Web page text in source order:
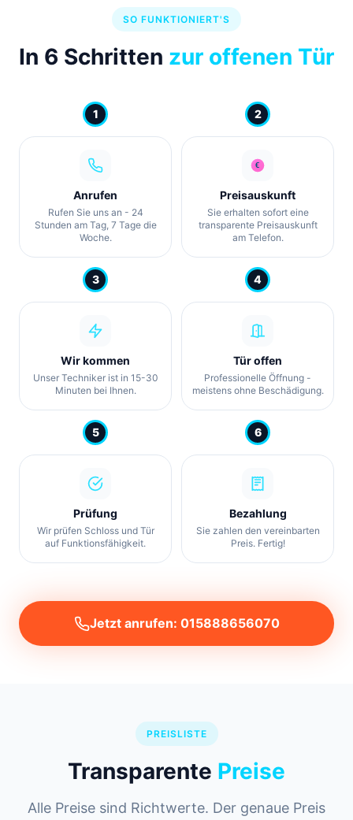
SO FUNKTIONIERT'S
In 6 Schritten zur offenen Tür
1
Anrufen
Rufen Sie uns an - 24
Stunden am Tag, 7 Tage die
Woche.
2
Preisauskunft
Sie erhalten sofort eine
transparente Preisauskunft
am Telefon.
3
Wir kommen
Unser Techniker ist in 15-30
Minuten bei Ihnen.
4
Tür offen
Professionelle Öffnung -
meistens ohne Beschädigung.
5
Prüfung
Wir prüfen Schloss und Tür
auf Funktionsfähigkeit.
6
Bezahlung
Sie zahlen den vereinbarten
Preis. Fertig!
Jetzt anrufen: 015888656070
PREISLISTE
Transparente Preise
Alle Preise sind Richtwerte. Der genaue Preis